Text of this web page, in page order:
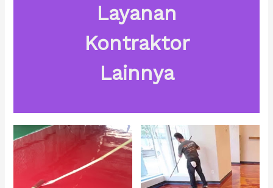
Layanan
Kontraktor
Lainnya